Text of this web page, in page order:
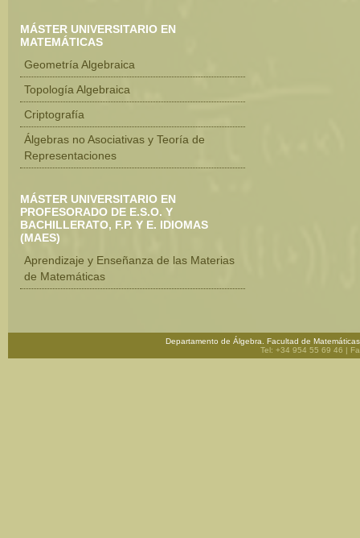
MÁSTER UNIVERSITARIO EN
MATEMÁTICAS
Geometría Algebraica
Topología Algebraica
Criptografía
Álgebras no Asociativas y Teoría de
Representaciones
MÁSTER UNIVERSITARIO EN
PROFESORADO DE E.S.O. Y
BACHILLERATO, F.P. Y E. IDIOMAS
(MAES)
Aprendizaje y Enseñanza de las Materias
de Matemáticas
Departamento de Álgebra.
Facultad de
Tel: +34 954 55 69 46 |